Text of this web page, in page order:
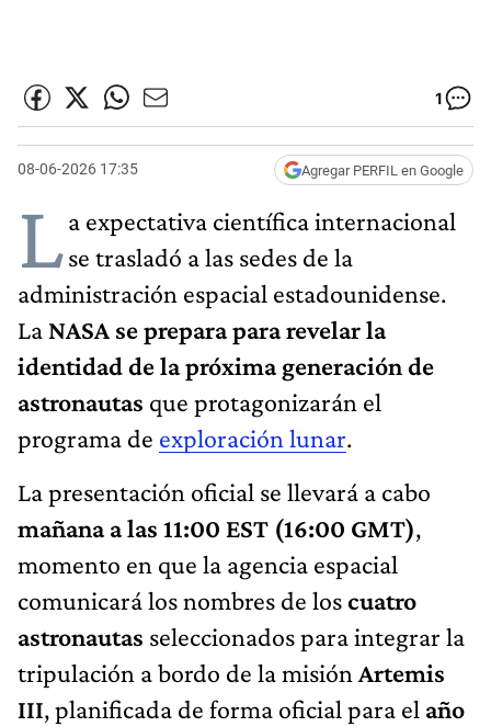
1
08-06-2026 17:35 Agregar PERFIL en Google
La expectativa científica internacional
se trasladó a las sedes de la
administración espacial estadounidense.
La NASA se prepara para revelar la
identidad de la próxima generación de
astronautas que protagonizarán el
programa de exploración lunar.
La presentación oficial se llevará a cabo
mañana a las 11:00 EST (16:00 GMT),
momento en que la agencia espacial
comunicará los nombres de loscuatro
astronautas seleccionados para integrar la
tripulación a bordo de la misión Artemis
III, planificada de forma oficial para el año